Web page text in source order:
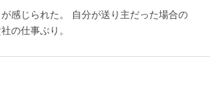
感じられた。 自分が送り主だった場合の
の仕事ぶり。